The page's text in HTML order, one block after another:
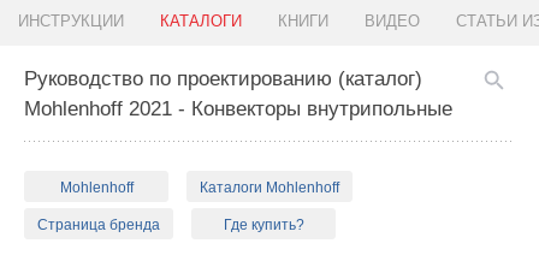
ИНСТРУКЦИИ КАТАЛОГИ КНИГИ ВИДЕО СТАТЬИ
Руководство по проектированию (каталог)
Mohlenhoff 2021 - Конвекторы внутрипольные
Mohlenhoff Каталоги Mohlenhoff
Страница бренда Где купить?